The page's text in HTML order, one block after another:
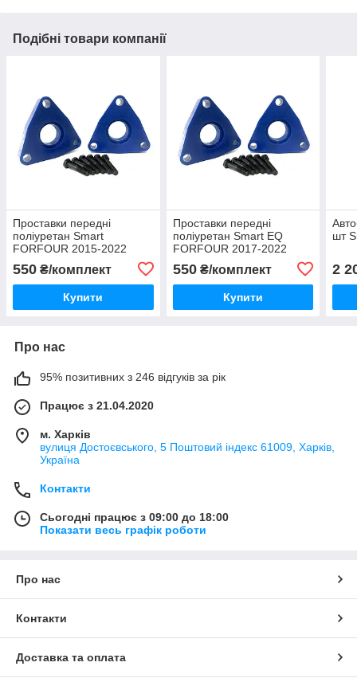
Подібні товари компанії
Проставки передні
поліуретан Smart
FORFOUR 2015-2022
550 ₴/комплект
Купити
Проставки передні
поліуретан Smart EQ
FORFOUR 2017-2022
550₴/комплект
Купити
шт
2
Про нас
95% позитивних з 246 відгуків за рік
Працює з 21.04.2020
м. Харків
вулиця Достоєвського, 5 Поштовий індекс 61009, Харків,
Україна
Контакти
Сьогодні працює з 09:00 до 18:00
Показати весь графік роботи
Про нас
Контакти
Доставка та оплата